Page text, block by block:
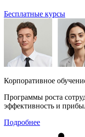
Бесплатные курсы
Корпоративное
Программы роста
эффективность и
Подробнее